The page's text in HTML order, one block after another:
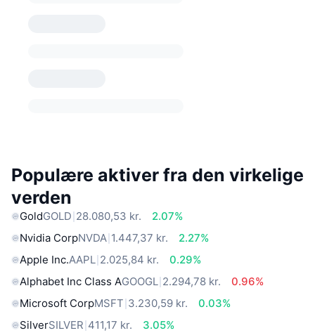
Populære aktiver fra den virkelige
verden
GoldGOLD 28.080,53 kr.
2.07%
Nvidia CorpNVDA 1.447,37 kr.
2.27%
Apple Inc.AAPL 2.025,84 kr.
0.29%
Alphabet Inc Class AGOOGL 2.294,78 kr.
0.96%
Microsoft CorpMSFT 3.230,59 kr.
0.03%
SilverSILVER 411,17 kr.
3.05%